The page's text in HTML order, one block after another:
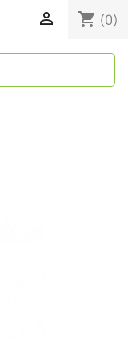
 shopping_cart (0)